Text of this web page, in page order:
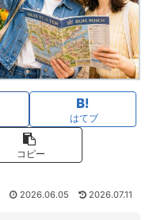
はてブ
コピー
2026.06.05 2026.07.11